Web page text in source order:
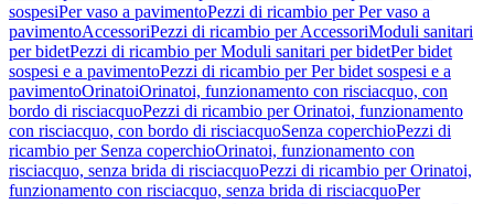
sospesiPer vaso a pavimentoPezzi di ricambio per Per vaso a
pavimentoAccessoriPezzi di ricambio per AccessoriModuli sanitari
per bidetPezzi di ricambio per Moduli sanitari per bidetPer bidet
sospesi e a pavimentoPezzi di ricambio per Per bidet sospesi e a
pavimentoOrinatoiOrinatoi, funzionamento con risciacquo, con
bordo di risciacquoPezzi di ricambio per Orinatoi, funzionamento
con risciacquo, con bordo di risciacquoSenza coperchioPezzi di
ricambio per Senza coperchioOrinatoi, funzionamento con
risciacquo, senza brida di risciacquoPezzi di ricambio per Orinatoi,
funzionamento con risciacquo, senza brida di risciacquoPer